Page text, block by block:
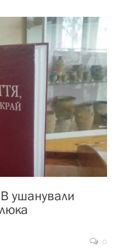
ушанували
0